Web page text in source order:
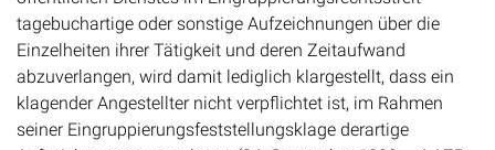
tagebuchartige oder sonstige Aufzeichnungen über die
Einzelheiten ihrer Tätigkeit und deren Zeitaufwand
abzuverlangen, wird damit lediglich klargestellt, dass ein
klagender Angestellter nicht verpflichtet ist, im Rahmen
seiner Eingruppierungsfeststellungsklage derartige